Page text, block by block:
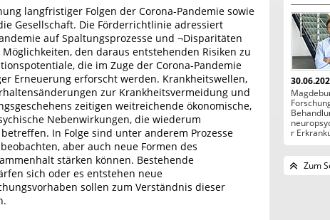
langfristiger Folgen der Corona-Pandemie sowie
Gesellschaft. Die Förderrichtlinie adressiert
auf Spaltungsprozesse und ¬Disparitäten
den daraus entstehenden Risiken zu
die im Zuge der Corona-Pandemie
Erneuerung erforscht werden. Krankheitswellen,
zur Krankheitsvermeidung und
zeitigen weitreichende ökonomische,
Nebenwirkungen, die wiederum
In Folge sind unter anderem Prozesse
aber auch neue Formen des
stärken können. Bestehende
sich oder es entstehen neue
sollen zum Verständnis dieser
r
Zum